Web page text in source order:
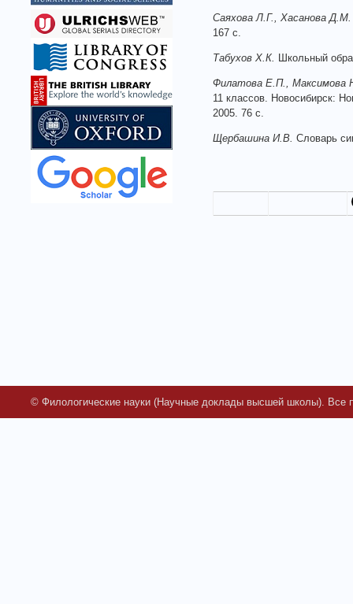
Саяхова Л.Г., Хасанова Д.М.
167 с.
Табухов Х.К. Школьный
Филатова Е.П., Максимова
11 классов. Новосибирск:
2005. 76 с.
Щербашина И.В. Словарь
© Филологические науки (Научные доклады высшей школы). Все